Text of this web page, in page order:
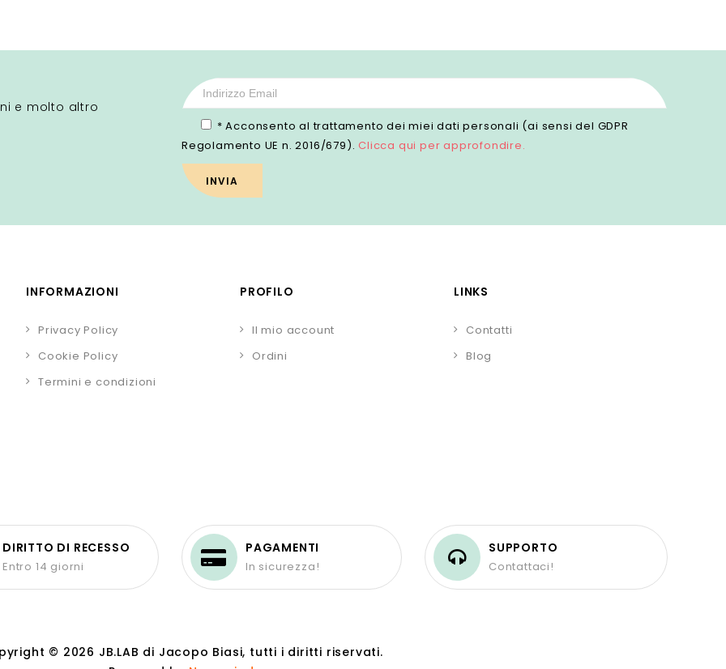
e molto altro
* Acconsento al trattamento dei miei dati personali (ai sensi del GDPR
Regolamento UE n. 2016/679). Clicca qui per approfondire.
INFORMAZIONI
Privacy Policy
Cookie Policy
Termini e condizioni
PROFILO
Il mio account
Ordini
LINKS
Contatti
Blog
DIRITTO DI RECESSO
Entro 14 giorni
PAGAMENTI
In sicurezza!
SUPPORTO
Contattaci!
© 2026 JB.LAB di Jacopo Biasi, tutti i diritti riservati.